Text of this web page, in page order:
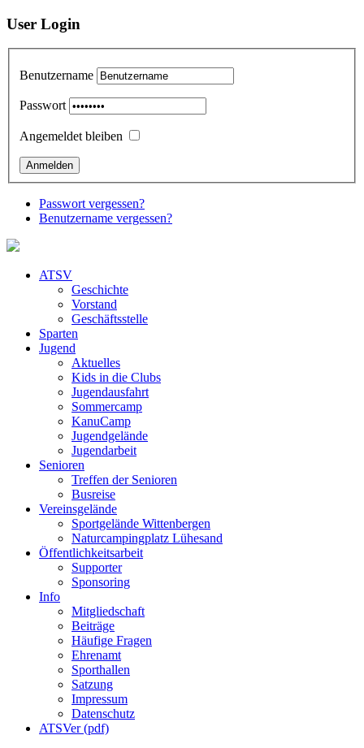
User Login
Benutzername
Passwort
Angemeldet bleiben
Passwort vergessen?
Benutzername vergessen?
ATSV
Geschichte
Vorstand
Geschäftsstelle
Sparten
Jugend
Aktuelles
Kids in die Clubs
Jugendausfahrt
Sommercamp
KanuCamp
Jugendgelände
Jugendarbeit
Senioren
Treffen der Senioren
Busreise
Vereinsgelände
Sportgelände Wittenbergen
Naturcampingplatz Lühesand
Öffentlichkeitsarbeit
Supporter
Sponsoring
Info
Mitgliedschaft
Beiträge
Häufige Fragen
Ehrenamt
Sporthallen
Satzung
Impressum
Datenschutz
ATSVer (pdf)